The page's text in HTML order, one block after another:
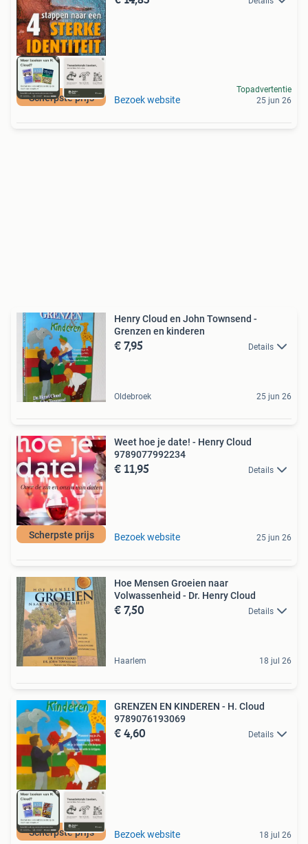
Scherpste prijs Bezoek website
Topadvertentie
25 jun 26
Henry Cloud en John Townsend -
Grenzen en kinderen
€ 7,95 Details
Oldebroek 25 jun 26
Scherpste prijs
Weet hoe je date! - Henry Cloud
9789077992234
€ 11,95 Details
Bezoek website 25 jun 26
Hoe Mensen Groeien naar
Volwassenheid - Dr. Henry Cloud
€ 7,50 Details
Haarlem 18 jul 26
Scherpste prijs
GRENZEN EN KINDEREN - H. Cloud
9789076193069
€ 4,60 Details
Bezoek website 18 jul 26